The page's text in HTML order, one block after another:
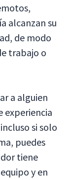
alcanzan su
de modo
trabajo o
a alguien
experiencia
si solo
puedes
tiene
y en